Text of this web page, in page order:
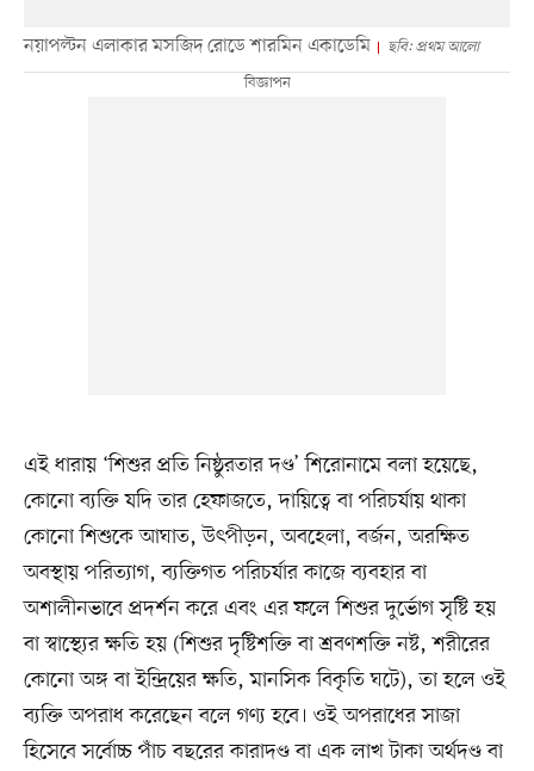
নয়াপল্টন এলাকার মসজিদ রোডে শারমিন একাডেমি ছবি: প্রথম আলো
এই ধারায় ‘শিশুর প্রতি নিষ্ঠুরতার দণ্ড’ শিরোনামে বলা হয়েছে,
কোনো ব্যক্তি যদি তার হেফাজতে, দায়িত্বে বা পরিচর্যায় থাকা
কোনো শিশুকে আঘাত, উৎপীড়ন, অবহেলা, বর্জন, অরক্ষিত
অবস্থায় পরিত্যাগ, ব্যক্তিগত পরিচর্যার কাজে ব্যবহার বা
অশালীনভাবে প্রদর্শন করে এবং এর ফলে শিশুর দুর্ভোগ সৃষ্টি হয়
বা স্বাস্থ্যের ক্ষতি হয় (শিশুর দৃষ্টিশক্তি বা শ্রবণশক্তি নষ্ট, শরীরের
কোনো অঙ্গ বা ইন্দ্রিয়ের ক্ষতি, মানসিক বিকৃতি ঘটে), তা হলে ওই
ব্যক্তি অপরাধ করেছেন বলে গণ্য হবে। ওই অপরাধের সাজা
হিসেবে সর্বোচ্চ পাঁচ বছরের কারাদণ্ড বা এক লাখ টাকা অর্থদণ্ড বা